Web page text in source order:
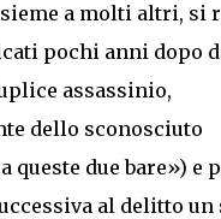
a molti altri, si
pochi anni dopo
assassinio,
dello sconosciuto
queste due bare») e
al delitto un